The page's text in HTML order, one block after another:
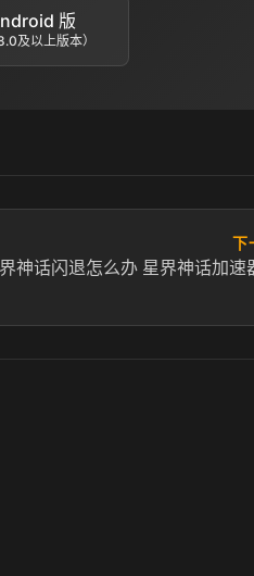
版
及以上版本）
下
神话闪退怎么办 星界神话加速